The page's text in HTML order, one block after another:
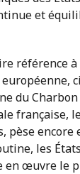
et
référence
Charbon
les
œuvre le